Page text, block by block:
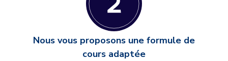
Nous vous proposons une formule de
cours adaptée